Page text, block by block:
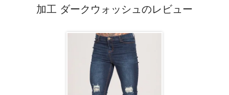
加工 ダークウォッシュのレビュー